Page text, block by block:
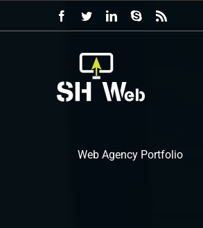
al
Facebook
TwitterLinkedIn
Skype
Web Agency Portfolio